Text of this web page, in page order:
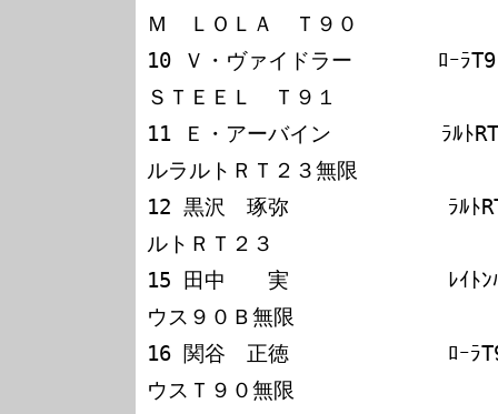
Ｍ　ＬＯＬＡ　Ｔ９０
10 Ｖ・ヴァイドラー       ﾛｰﾗ
ＳＴＥＥＬ　Ｔ９１
11 Ｅ・アーバイン         ﾗﾙﾄ
ルラルトＲＴ２３無限
12 黒沢　琢弥             ﾗﾙﾄ
ルトＲＴ２３
15 田中　　実             ﾚｲﾄﾝﾊｳ
ウス９０Ｂ無限
16 関谷　正徳             ﾛｰﾗ
ウスＴ９０無限